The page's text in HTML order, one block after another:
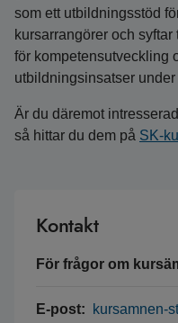
som ett utbildningsstöd
kursarrangörer och
för kompetensutveckling
utbildningsinsatser under
Är du däremot
så hittar du dem på SK-
Kontakt
För frågor om
E-post: kursamnen-